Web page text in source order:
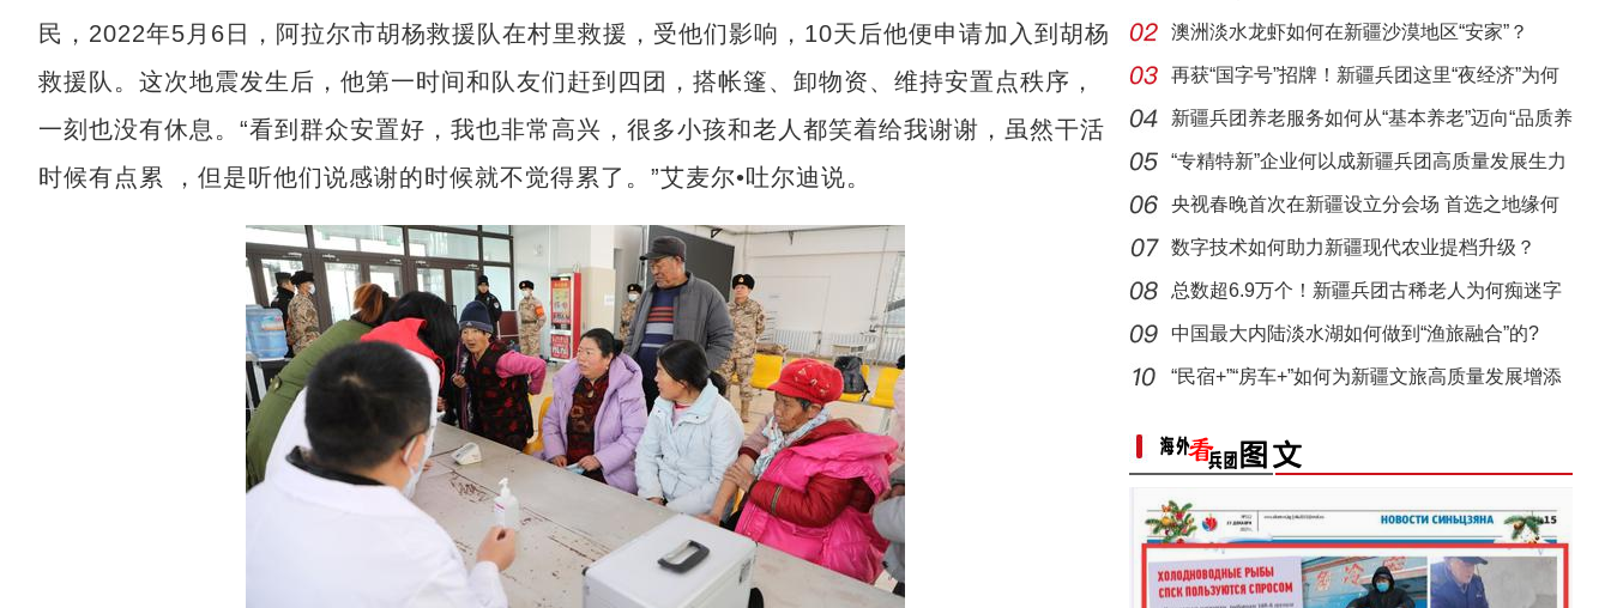
民，2022年5月6日，阿拉尔市胡杨救援队在村里救援，受他们影响，10天后他便申请加入到胡杨
救援队。这次地震发生后，他第一时间和队友们赶到四团，搭帐篷、卸物资、维持安置点秩序，
一刻也没有休息。“看到群众安置好，我也非常高兴，很多小孩和老人都笑着给我谢谢，虽然干活
时候有点累 ，但是听他们说感谢的时候就不觉得累了。”艾麦尔•吐尔迪说。
兵团榜样丨金茂芳：新中国第一代女拖拉机手
要道
澳洲淡水龙虾如何在新疆沙漠地区“安家”？
再获“国字号”招牌！新疆兵团这里“夜经济”为何
新疆兵团养老服务如何从“基本养老”迈向“品质养
“专精特新”企业何以成新疆兵团高质量发展生力
军
央视春晚首次在新疆设立分会场 首选之地缘何
花落喀
数字技术如何助力新疆现代农业提档升级？
总数超6.9万个！新疆兵团古稀老人为何痴迷字
谜创作
中国最大内陆淡水湖如何做到“渔旅融合”的?
“民宿+”“房车+”如何为新疆文旅高质量发展增添